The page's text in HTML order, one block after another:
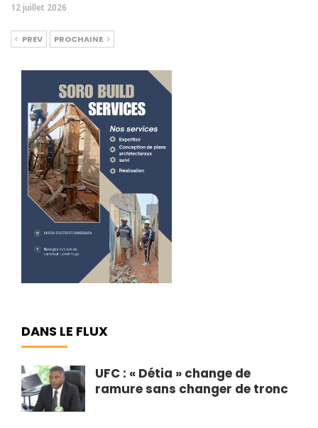
12 juillet 2026
PREV PROCHAINE
DANS LE FLUX
UFC : « Détia » change de
ramure sans changer de tronc